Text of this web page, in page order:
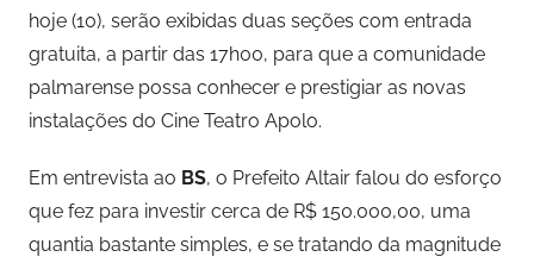
hoje (10), serão exibidas duas seções com entrada
gratuita, a partir das 17h00, para que a comunidade
palmarense possa conhecer e prestigiar as novas
instalações do Cine Teatro Apolo.
Em entrevista ao BS, o Prefeito Altair falou do esforço
que fez para investir cerca de R$ 150.000,00, uma
quantia bastante simples, e se tratando da magnitude